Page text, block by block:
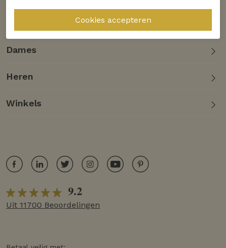
Dames
Heren
Winkels
9.2
Uit 11700 Beoordelingen